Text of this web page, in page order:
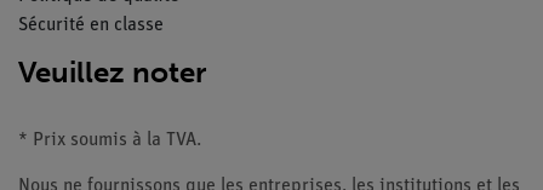
Sécurité en classe
Veuillez noter
* Prix soumis à la TVA.